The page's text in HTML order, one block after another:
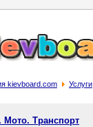
kievboard.com Услуги
Мото. Транспорт